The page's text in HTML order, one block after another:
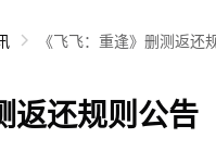
《飞飞：重逢》删测返还
返还规则公告